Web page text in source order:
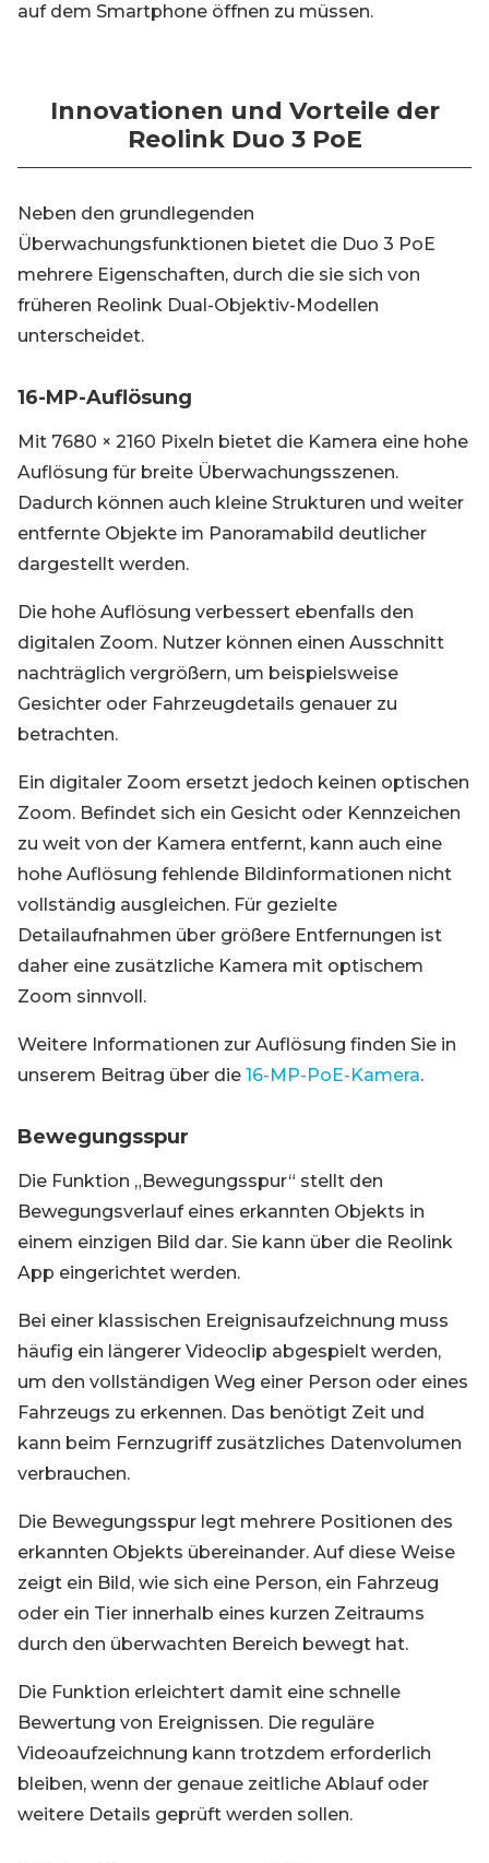
auf dem Smartphone öffnen zu müssen.
Innovationen und Vorteile der
Reolink Duo 3 PoE
Neben den grundlegenden
Überwachungsfunktionen bietet die Duo 3 PoE
mehrere Eigenschaften, durch die sie sich von
früheren Reolink Dual-Objektiv-Modellen
unterscheidet.
16-MP-Auflösung
Mit 7680 × 2160 Pixeln bietet die Kamera eine hohe
Auflösung für breite Überwachungsszenen.
Dadurch können auch kleine Strukturen und weiter
entfernte Objekte im Panoramabild deutlicher
dargestellt werden.
Die hohe Auflösung verbessert ebenfalls den
digitalen Zoom. Nutzer können einen Ausschnitt
nachträglich vergrößern, um beispielsweise
Gesichter oder Fahrzeugdetails genauer zu
betrachten.
Ein digitaler Zoom ersetzt jedoch keinen optischen
Zoom. Befindet sich ein Gesicht oder Kennzeichen
zu weit von der Kamera entfernt, kann auch eine
hohe Auflösung fehlende Bildinformationen nicht
vollständig ausgleichen. Für gezielte
Detailaufnahmen über größere Entfernungen ist
daher eine zusätzliche Kamera mit optischem
Zoom sinnvoll.
Weitere Informationen zur Auflösung finden Sie in
unserem Beitrag über die 16-MP-PoE-Kamera.
Bewegungsspur
Die Funktion „Bewegungsspur“ stellt den
Bewegungsverlauf eines erkannten Objekts in
einem einzigen Bild dar. Sie kann über die Reolink
App eingerichtet werden.
Bei einer klassischen Ereignisaufzeichnung muss
häufig ein längerer Videoclip abgespielt werden,
um den vollständigen Weg einer Person oder eines
Fahrzeugs zu erkennen. Das benötigt Zeit und
kann beim Fernzugriff zusätzliches Datenvolumen
verbrauchen.
Die Bewegungsspur legt mehrere Positionen des
erkannten Objekts übereinander. Auf diese Weise
zeigt ein Bild, wie sich eine Person, ein Fahrzeug
oder ein Tier innerhalb eines kurzen Zeitraums
durch den überwachten Bereich bewegt hat.
Die Funktion erleichtert damit eine schnelle
Bewertung von Ereignissen. Die reguläre
Videoaufzeichnung kann trotzdem erforderlich
bleiben, wenn der genaue zeitliche Ablauf oder
weitere Details geprüft werden sollen.